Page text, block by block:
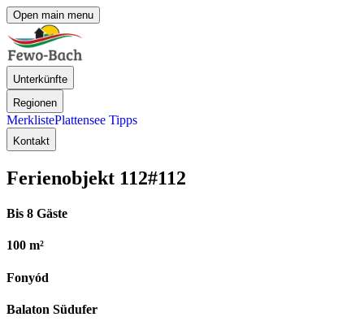
Open main menu
Unterkünfte
Regionen
MerklistePlattensee Tipps
Kontakt
Ferienobjekt 112#112
Bis 8 Gäste
100 m²
Fonyód
Balaton Südufer